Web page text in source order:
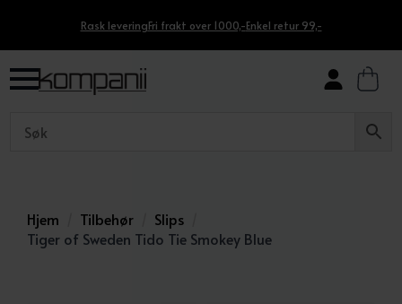
Rask leveringFri frakt over 1000,-Enkel retur 99,-
Hjem Tilbehør
Slips
Tiger of Sweden Tido Tie Smokey Blue